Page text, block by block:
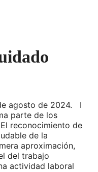
agosto de 2024. I
parte de los
reconocimiento de
de la
aproximación,
del trabajo
actividad laboral